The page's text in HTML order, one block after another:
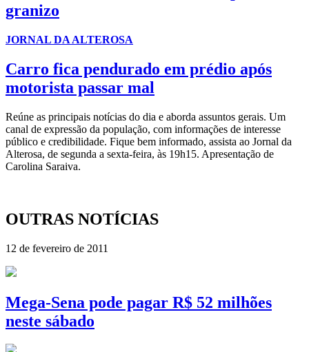
granizo
JORNAL DA ALTEROSA
Carro fica pendurado em prédio após
motorista passar mal
Reúne as principais notícias do dia e aborda assuntos gerais. Um
canal de expressão da população, com informações de interesse
público e credibilidade. Fique bem informado, assista ao Jornal da
Alterosa, de segunda a sexta-feira, às 19h15. Apresentação de
Carolina Saraiva.
OUTRAS NOTÍCIAS
12 de fevereiro de 2011
Mega-Sena pode pagar R$ 52 milhões
neste sábado